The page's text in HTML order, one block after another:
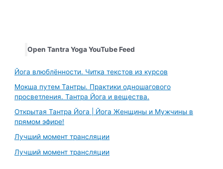
Open Tantra Yoga YouTube Feed
Йога влюблённости. Читка текстов из курсов
Мокша путем Тантры. Практики одношагового
просветления. Тантра Йога и вещества.
Открытая Тантра Йога | Йога Женщины и Мужчины в
прямом эфире!
Лучший момент трансляции
Лучший момент трансляции